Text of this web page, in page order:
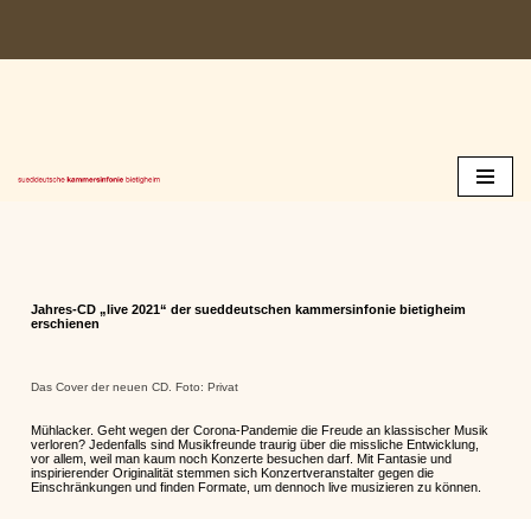
Zum
Jahres-CD „live 2021“ der sueddeutschen kammersinfonie bietigheim
erschienen
Das Cover der neuen CD. Foto: Privat
Mühlacker. Geht wegen der Corona-Pandemie die Freude an klassischer Musik
verloren? Jedenfalls sind Musikfreunde traurig über die missliche Entwicklung,
vor allem, weil man kaum noch Konzerte besuchen darf. Mit Fantasie und
inspirierender Originalität stemmen sich Konzertveranstalter gegen die
Einschränkungen und finden Formate, um dennoch live musizieren zu können.